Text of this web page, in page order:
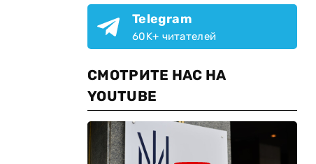
Telegram
60K+ читателей
СМОТРИТЕ НАС НА
YOUTUBE